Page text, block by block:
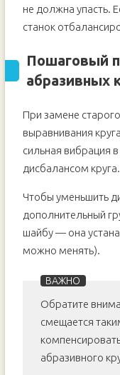
не должна упасть.
станок
Пошаговый
абразивных
При замене
выравнивания
сильная вибрация
дисбалансом круга.
Чтобы уменьшить
дополнительный
шайбу — она
можно менять).
Обратите
смещается
абразивного